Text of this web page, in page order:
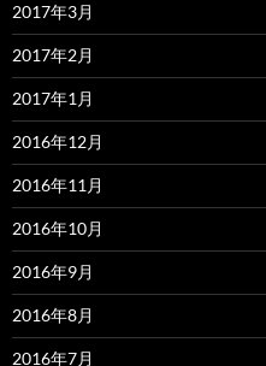
2017年3月
2017年2月
2017年1月
2016年12月
2016年11月
2016年10月
2016年9月
2016年8月
2016年7月